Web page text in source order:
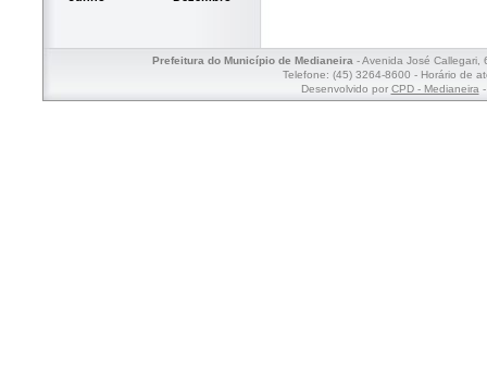
Prefeitura do Município de Medianeira- Avenida José Callegari,
Telefone: (45) 3264-8600 - Horário de
Desenvolvido por CPD - Medianeira-